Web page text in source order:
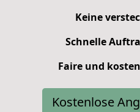
Keine
Schnelle
Faire und
Kostenlose